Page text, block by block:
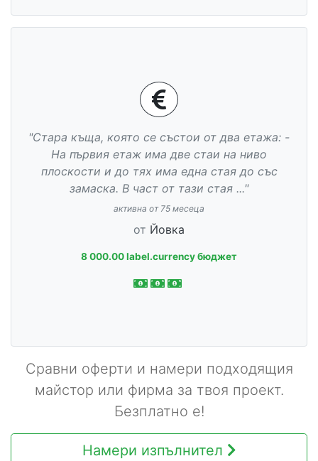
"Стара къща, която се състои от два етажа: -
На първия етаж има две стаи на ниво
плоскости и до тях има една стая до със
замаска. В част от тази стая ..."
активна от 75 месеца
от Йовка
8 000.00 label.currency бюджет
Сравни оферти и намери подходящия
майстор или фирма за твоя проект.
Безплатно е!
Намери изпълнител